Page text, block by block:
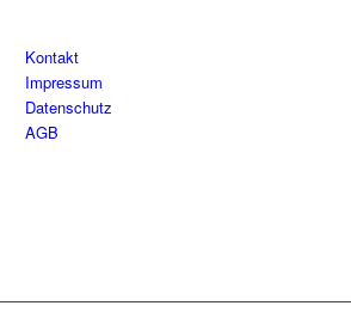
Kontakt
Impressum
Datenschutz
AGB